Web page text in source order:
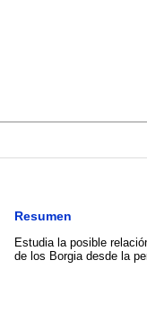
Resumen
Estudia la posible
de los Borgia desde la